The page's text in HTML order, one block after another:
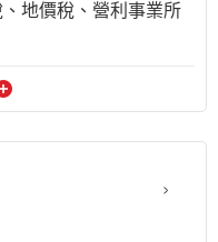
地價稅、營利事業所